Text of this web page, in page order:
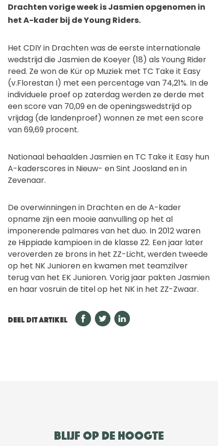
Drachten vorige week is Jasmien opgenomen in
het A-kader bij de Young Riders.
Het CDIY in Drachten was de eerste internationale
wedstrijd die Jasmien de Koeyer (18) als Young Rider
reed. Ze won de Kür op Muziek met TC Take it Easy
(v.Florestan I) met een percentage van 74,21%. In de
individuele proef op zaterdag werden ze derde met
een score van 70,09 en de openingswedstrijd op
vrijdag (de landenproef) wonnen ze met een score
van 69,69 procent.
Nationaal behaalden Jasmien en TC Take it Easy hun
A-kaderscores in Nieuw- en Sint Joosland en in
Zevenaar.
De overwinningen in Drachten en de A-kader
opname zijn een mooie aanvulling op het al
imponerende palmares van het duo. In 2012 waren
ze Hippiade kampioen in de klasse Z2. Een jaar later
veroverden ze brons in het ZZ-Licht, werden tweede
op het NK Junioren en kwamen met teamzilver
terug van het EK Junioren. Vorig jaar pakten Jasmien
en haar vosruin de titel op het NK in het ZZ-Zwaar.
DEEL DIT ARTIKEL
Blijf op de hoogte